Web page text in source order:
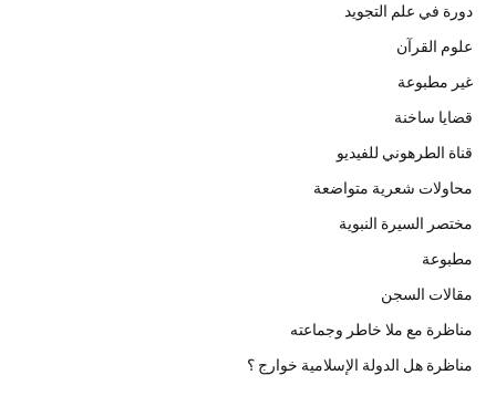
دورة في علم التجويد
علوم القرآن
غير مطبوعة
قضايا ساخنة
قناة الطرهوني للفيديو
محاولات شعرية متواضعة
مختصر السيرة النبوية
مطبوعة
مقالات السجن
مناظرة مع ملا خاطر وجماعته
مناظرة هل الدولة الإسلامية خوارج ؟